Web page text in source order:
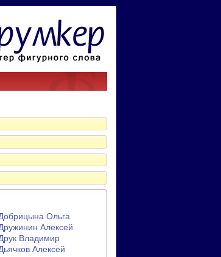
Ольга
Алексей
Владимир
Алексей